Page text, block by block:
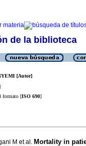
de la biblioteca
[Autor]
formato [ISO 690]
M et al. Mortality in